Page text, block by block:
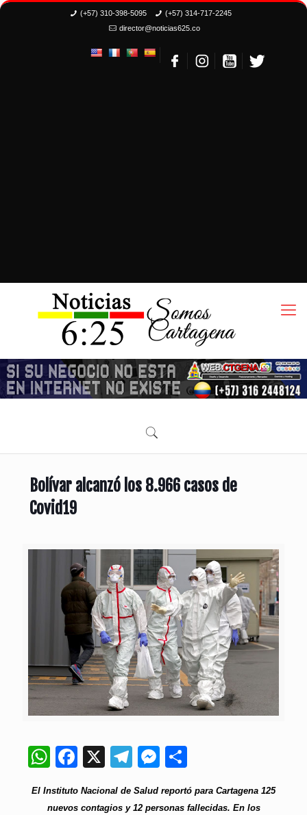
(+57) 310-398-5095
(+57) 314-717-2245
director@noticias625.co
Bolívar alcanzó los 8.966 casos de
Covid19
WhatsApp
Facebook
X Telegram
Messenger
El Instituto Nacional de Salud reportó para Cartagena 125
nuevos contagios y 12 personas fallecidas. En los